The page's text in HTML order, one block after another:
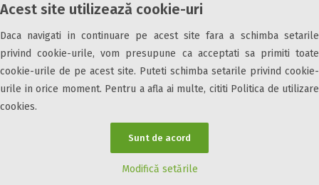
Acest site utilizează cookie-uri
Daca navigati in continuare pe acest site fara a schimba setarile
privind cookie-urile, vom presupune ca acceptati sa primiti toate
cookie-urile de pe acest site. Puteti schimba setarile privind cookie-
urile in orice moment. Pentru a afla ai multe, cititi Politica de utilizare
cookies.
Sunt de acord
Modifică setările
Pensiune completa
Demipensiune
Mic dejun
Accepta animale
Accepta voucher vacanta
Acces persoane cu dizabilități
© 2026 Cazare7. Toate drepturile rezervate.
Obiective turistice Informații utile Parteneri Cazare7 Harta Cazare7